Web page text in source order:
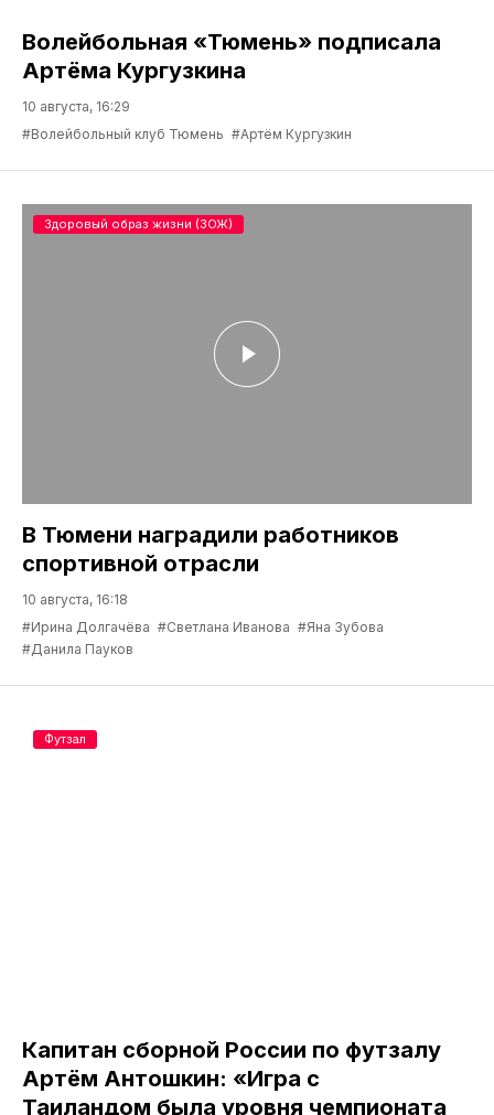
Волейбольная «Тюмень» подписала
Артёма Кургузкина
10 августа, 16:29
#Волейбольный клуб Тюмень #Артём Кургузкин
В Тюмени наградили работников
спортивной отрасли
10 августа, 16:18
#Ирина Долгачёва #Светлана Иванова #Яна Зубова
#Данила Пауков
Здоровый образ жизни (ЗОЖ)
Капитан сборной России по футзалу
Артём Антошкин: «Игра с
Таиландом была уровня чемпионата
Футзал